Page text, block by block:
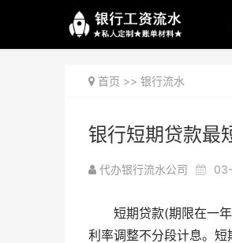
首页 >> 银行流水
银行短期贷款最
代办银行流水公司
短期贷款(期限在一
利率调整不分段计息。